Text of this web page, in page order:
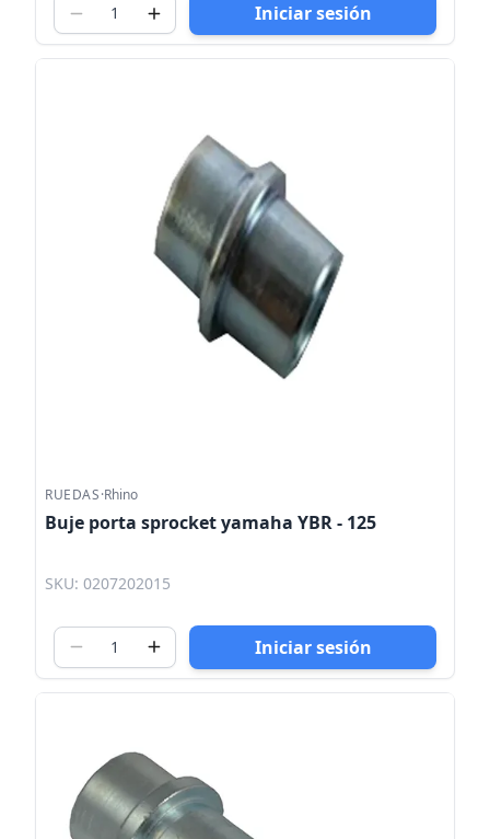
Iniciar sesión
RUEDAS·Rhino
Buje porta sprocket yamaha YBR - 125
SKU: 0207202015
Iniciar sesión